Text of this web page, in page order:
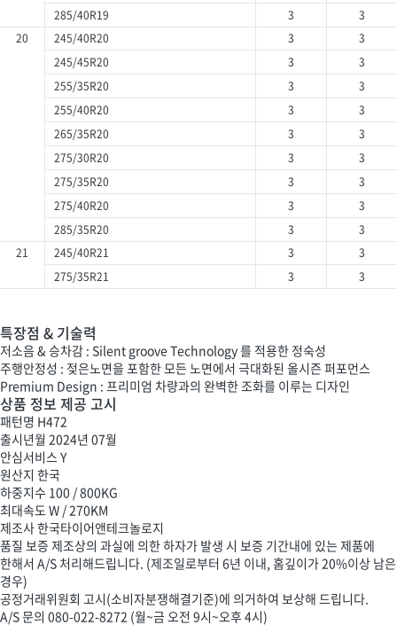
285/40R19
3
3
20
245/40R20 3
3
245/45R20
3
3
255/35R20
3
3
255/40R20
3
3
265/35R20
3
3
275/30R20
3
3
275/35R20
3
3
275/40R20
3
3
285/35R20
3
3
21
245/40R21 3
3
275/35R21
3 3
특장점 & 기술력
저소음 & 승차감 : Silent groove Technology 를 적용한 정숙성
주행안정성 : 젖은노면을 포함한 모든 노면에서 극대화된 올시즌 퍼포먼스
Premium Design : 프리미엄 차량과의 완벽한 조화를 이루는 디자인
상품 정보 제공 고시
패턴명 H472
출시년월 2024년 07월
안심서비스 Y
원산지 한국
하중지수 100 / 800KG
최대속도 W / 270KM
제조사한국타이어앤테크놀로지
품질 보증 제조상의 과실에 의한 하자가 발생 시 보증 기간내에 있는 제품에
한해서 A/S 처리해드립니다. (제조일로부터 6년 이내, 홈깊이가 20%이상 남은
경우)
공정거래위원회 고시(소비자분쟁해결기준)에 의거하여 보상해 드립니다.
A/S 문의 080-022-8272 (월~금 오전 9시~오후 4시)